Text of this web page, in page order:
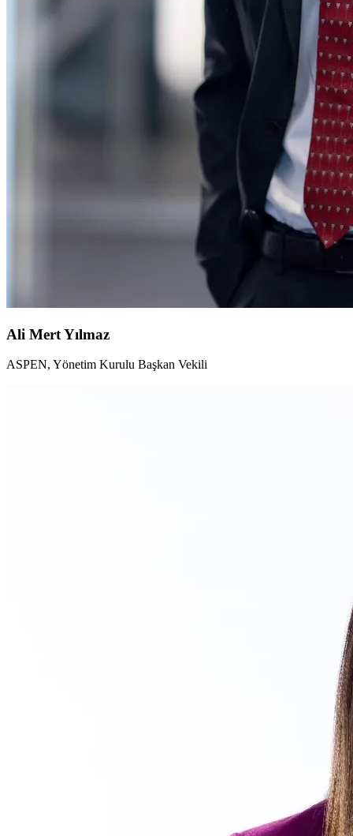
Ali Mert Yılmaz
ASPEN, Yönetim Kurulu Başkan Vekili